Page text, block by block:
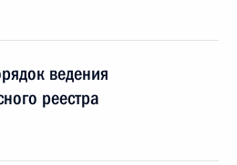
ведения
реестра